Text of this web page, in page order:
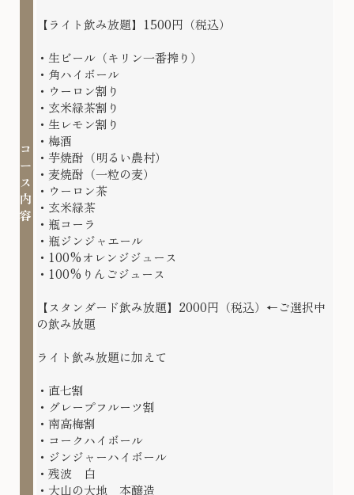
コ
ー
ス
内
容
【ライト飲み放題】1500円（税込）
・生ビール（キリン一番搾り）
・角ハイボール
・ウーロン割り
・玄米緑茶割り
・生レモン割り
・梅酒
・芋焼酎（明るい農村）
・麦焼酎（一粒の麦）
・ウーロン茶
・玄米緑茶
・瓶コーラ
・瓶ジンジャエール
・100%オレンジジュース
・100%りんごジュース
【スタンダード飲み放題】2000円（税込）←ご選択中
の飲み放題
ライト飲み放題に加えて
・直七割
・グレープフルーツ割
・南高梅割
・コークハイボール
・ジンジャーハイボール
・残波 白
・大山の大地 本醸造